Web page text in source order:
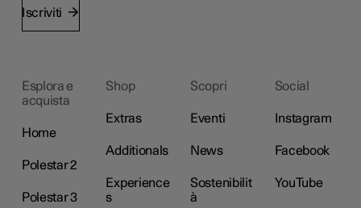
Iscriviti
Esplora e
acquista
Home
Polestar 2
Polestar 3
Shop
Extras
Additionals
Experience
s
Scopri
Eventi
News
Sostenibilit
à
Social
Instagram
Facebook
YouTube